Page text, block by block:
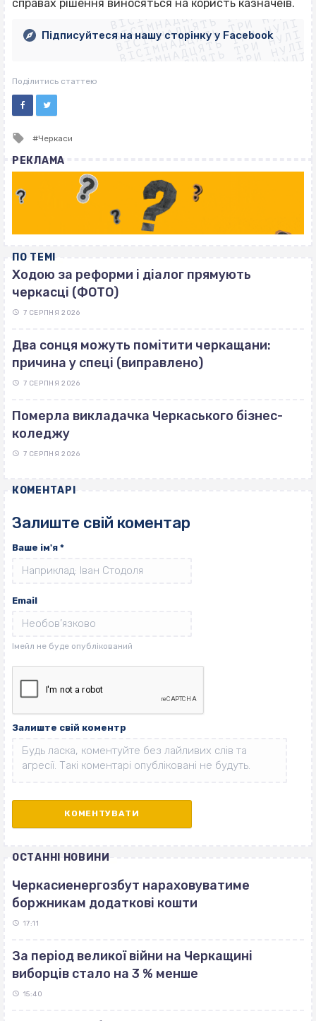
справах рішення виносяться на користь казначеїв.
ВІСІМНАДЦЯТЬ ТРИ НУЛІ
ВІСІМНАДЦЯТЬ ТРИ НУЛІ
ВІСІМНАДЦЯТЬ ТРИ НУЛІ
ВІСІМНАДЦЯТЬ ТРИ НУЛІ
ВІСІМНАДЦЯТЬ ТРИ НУЛІ
ВІСІМНАДЦЯТЬ ТРИ НУЛІ
ВІСІМНАДЦЯТЬ ТРИ НУЛІ
Підписуйтеся на нашу сторінку у Facebook
Поділитись статтею
Tagged
Черкаси
РЕКЛАМА
ПО ТЕМІ
Ходою за реформи і діалог прямують
черкасці (ФОТО)
7 СЕРПНЯ 2026
Два сонця можуть помітити черкащани:
причина у спеці (виправлено)
7 СЕРПНЯ 2026
Померла викладачка Черкаського бізнес-
коледжу
7 СЕРПНЯ 2026
КОМЕНТАРІ
Залиште свій коментар
Ваше ім'я *
Email
Залиште свій коментр
ОСТАННІ НОВИНИ
Черкасиенергозбут нараховуватиме
боржникам додаткові кошти
17:11
За період великої війни на Черкащині
виборців стало на 3 % менше
15:40